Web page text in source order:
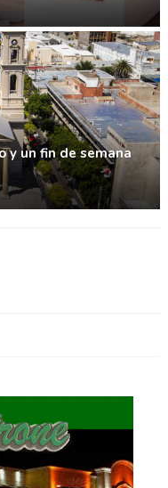
y un fin de semana